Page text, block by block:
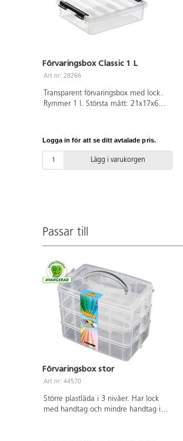
Förvaringsbox Classic 1 L
Art.nr: 28266
Transparent förvaringsbox med lock.
Rymmer 1 l. Största mått: 21x17x6
Logga in för att se ditt avtalade pris.
Lägg i varukorgen
Passar till
Förvaringsbox stor
Art.nr: 44570
Större plastlåda i 3 nivåer. Har lock
med handtag och mindre handtag i